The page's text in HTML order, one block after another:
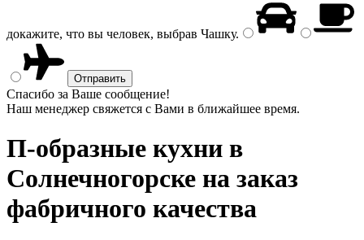
докажите, что вы человек, выбрав Чашку.
Спасибо за Ваше сообщение!
Наш менеджер свяжется с Вами в ближайшее время.
П-образные кухни в
Солнечногорске на заказ
фабричного качества